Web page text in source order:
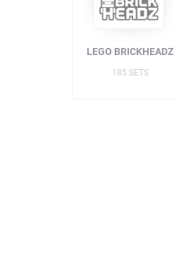
LEGO BRICKHEADZ
185 SETS